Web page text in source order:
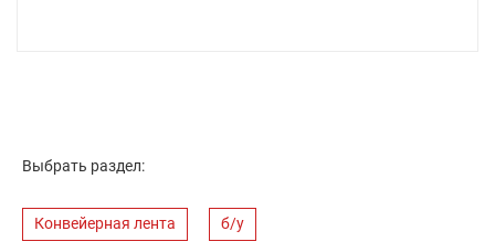
Выбрать раздел:
Конвейерная лента б/у